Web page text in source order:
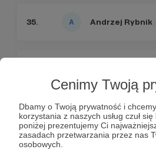
Cenimy Twoją
Dbamy o Twoją prywatność i
korzystania z naszych usług czuł
poniżej prezentujemy Ci
zasadach przetwarzania przez nas
osobowych.
35. Andrzej Rybnik
37. Grzegorz